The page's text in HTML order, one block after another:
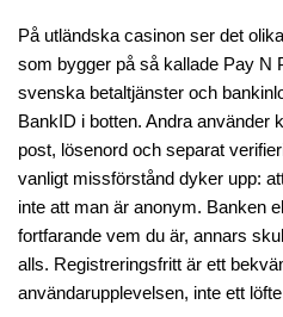
På utländska casinon ser det
som bygger på så kallade Pay N
svenska betaltjänster och
BankID i botten. Andra använder
post, lösenord och separat
vanligt missförstånd dyker upp:
inte att man är anonym. Banken
fortfarande vem du är, annars
alls. Registreringsfritt är ett
användarupplevelsen, inte ett